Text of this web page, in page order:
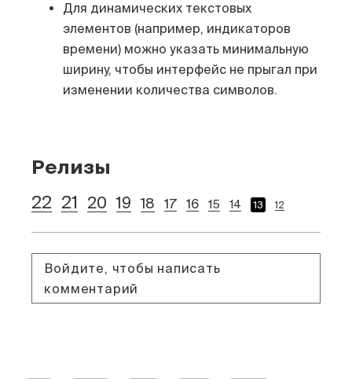
Для динамических текстовых
элементов (например, индикаторов
времени) можно указать минимальную
ширину, чтобы интерфейс не прыгал при
изменении количества символов.
Релизы
22 21 20 19 18 17 16 15 14 13 12
Войдите, чтобы написать
комментарий